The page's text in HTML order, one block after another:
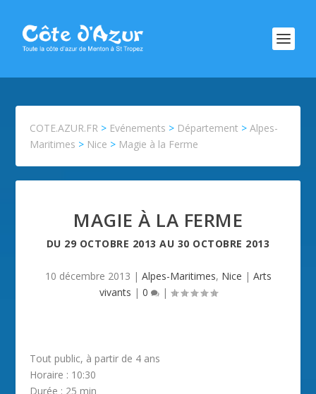
COTE.AZUR.FR > Evénements > Département >Alpes-
Maritimes > Nice > Magie à la Ferme
MAGIE À LA FERME
DU 29 OCTOBRE 2013 AU 30 OCTOBRE 2013
10 décembre 2013 | Alpes-Maritimes, Nice | Arts
vivants | 0 |
Tout public, à partir de 4 ans
Horaire : 10:30
Durée : 25 min